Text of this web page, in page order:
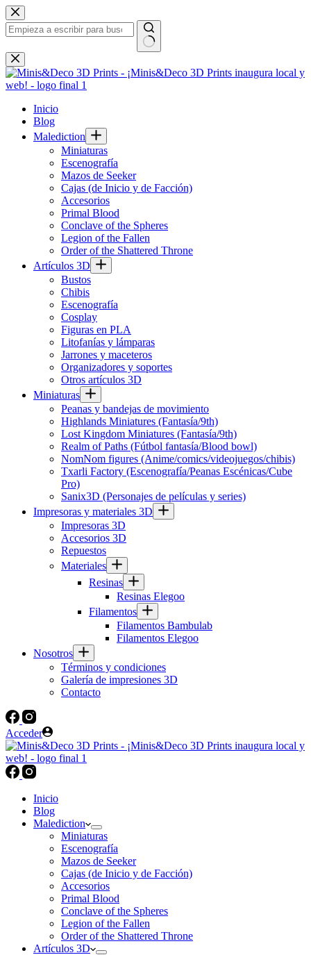
Saltar
al
contenido
Sin
resultados
Inicio
Blog
Malediction
Miniaturas
Escenografía
Mazos de Seeker
Cajas (de Inicio y de Facción)
Accesorios
Primal Blood
Conclave of the Spheres
Legion of the Fallen
Order of the Shattered Throne
Artículos 3D
Bustos
Chibis
Escenografía
Cosplay
Figuras en PLA
Litofanías y lámparas
Jarrones y maceteros
Organizadores y soportes
Otros artículos 3D
Miniaturas
Peanas y bandejas de movimiento
Highlands Miniatures (Fantasía/9th)
Lost Kingdom Miniatures (Fantasía/9th)
Realm of Paths (Fútbol fantasía/Blood bowl)
NomNom figures (Anime/comics/videojuegos/chibis)
Txarli Factory (Escenografía/Peanas Escénicas/Cube
Pro)
Sanix3D (Personajes de películas y series)
Impresoras y materiales 3D
Impresoras 3D
Accesorios 3D
Repuestos
Materiales
Resinas
Resinas Elegoo
Filamentos
Filamentos Bambulab
Filamentos Elegoo
Nosotros
Términos y condiciones
Galería de impresiones 3D
Contacto
Acceder
Inicio
Blog
Malediction
Miniaturas
Escenografía
Mazos de Seeker
Cajas (de Inicio y de Facción)
Accesorios
Primal Blood
Conclave of the Spheres
Legion of the Fallen
Order of the Shattered Throne
Artículos 3D